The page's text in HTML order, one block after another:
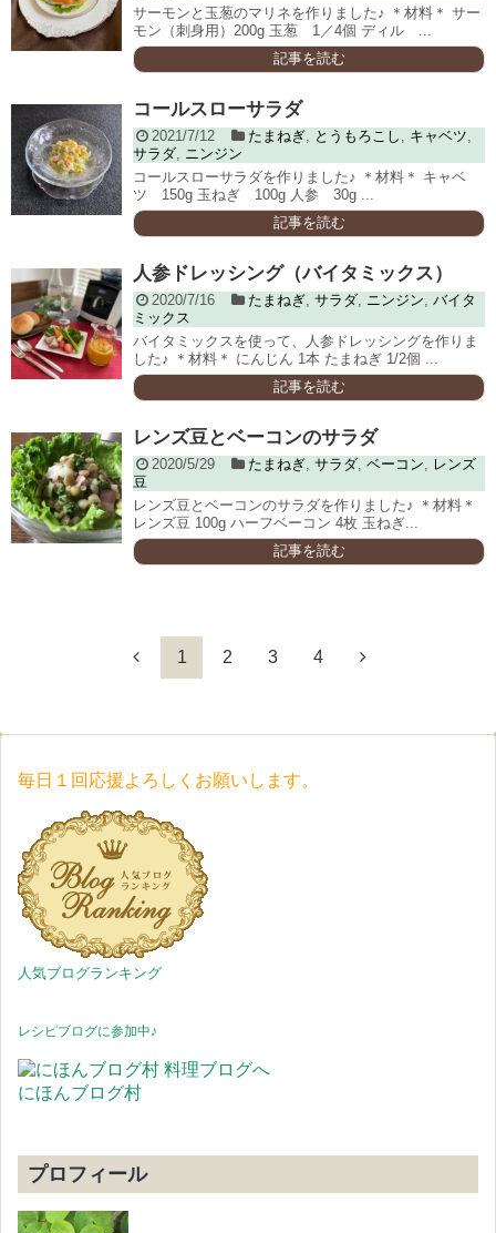
サーモンと玉葱のマリネを作りました♪ ＊材料＊ サー
モン（刺身用）200g 玉葱 1／4個 ディル ...
記事を読む
コールスローサラダ
2021/7/12 たまねぎ, とうもろこし , キャベツ,
サラダ, ニンジン
コールスローサラダを作りました♪ ＊材料＊ キャベ
ツ 150g 玉ねぎ 100g 人参 30g ...
記事を読む
人参ドレッシング（バイタミックス）
2020/7/16 たまねぎ, サラダ, ニンジン, バイタ
ミックス
バイタミックスを使って、人参ドレッシングを作りま
した♪ ＊材料＊ にんじん 1本 たまねぎ 1/2個 ...
記事を読む
レンズ豆とベーコンのサラダ
2020/5/29 たまねぎ, サラダ, ベーコン, レンズ
豆
レンズ豆とベーコンのサラダを作りました♪ ＊材料＊
レンズ豆 100g ハーフベーコン 4枚 玉ねぎ...
記事を読む
1 2 3 4
毎日１回応援よろしくお願いします。
人気ブログランキング
レシピブログに参加中♪
にほんブログ村
プロフィール